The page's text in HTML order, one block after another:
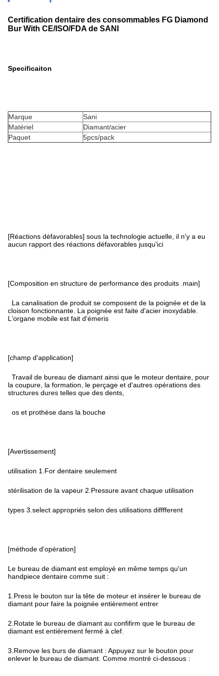
Certification dentaire des consommables FG Diamond
Bur With CE/ISO/FDA de SANI
Specificaiton
Marque
Sani
Matériel
Diamant/acier
Paquet
5pcs/pack
[Réactions défavorables] sous la technologie actuelle, il n'y a eu
aucun rapport des réactions défavorables jusqu'ici
[Composition en structure de performance des produits .main]
La canalisation de produit se composent de la poignée et de la
cloison fonctionnante. La poignée est faite d'acier inoxydable.
L'organe mobile est fait d'émeris
[champ d'application]
Travail de bureau de diamant ainsi que le moteur dentaire, pour
la coupure, la formation, le perçage et d'autres opérations des
structures dures telles que des dents,
os et prothèse dans la bouche
[Avertissement]
utilisation 1.For dentaire seulement
stérilisation de la vapeur 2.Pressure avant chaque utilisation
types 3.select appropriés selon des utilisations difffferent
[méthode d'opération]
Le bureau de diamant est employé en même temps qu'un
handpiece dentaire comme suit :
1.Press le bouton sur la tête de moteur et insérer le bureau de
diamant pour faire la poignée entièrement entrer
2.Rotate le bureau de diamant au confifirm que le bureau de
diamant est entièrement fermé à clef.
3.Remove les burs de diamant : Appuyez sur le bouton pour
enlever le bureau de diamant. Comme montré ci-dessous :